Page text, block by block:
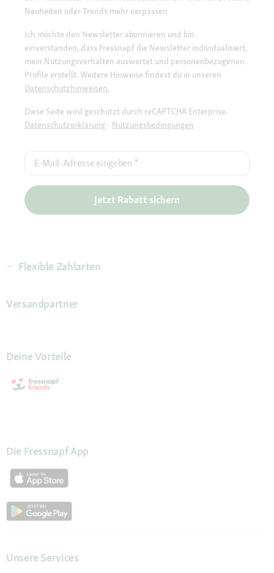
Neuheiten oder Trends mehr verpassen
Ich möchte den Newsletter abonnieren und bin
einverstanden, dass Fressnapf die Newsletter individualisiert,
mein Nutzungsverhalten auswertet und personenbezogenen
Profile erstellt. Weitere Hinweise findest du in unseren
Datenschutzhinweisen.
Diese Seite wird geschützt durch reCAPTCHA Enterprise.
Datenschutzerklärung - Nutzungsbedingungen
E-Mail-Adresse eingeben *
Jetzt Rabatt sichern
Flexible Zahlarten
Versandpartner
Deine Vorteile
Die Fressnapf App
Unsere Services